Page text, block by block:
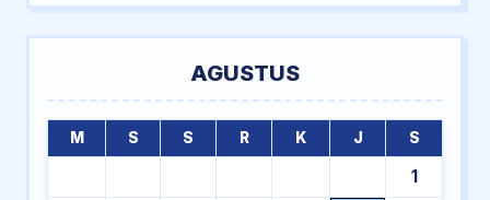
AGUSTUS
M S S R K J S
1